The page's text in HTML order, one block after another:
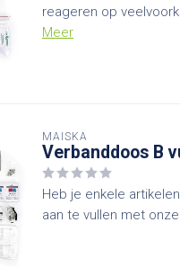
reageren op
Meer
MAISKA
Verbanddoos B
Heb je enkele
aan te vullen met